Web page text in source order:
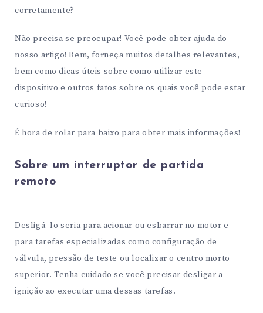
corretamente?
Não precisa se preocupar! Você pode obter ajuda do
nosso artigo! Bem, forneça muitos detalhes relevantes,
bem como dicas úteis sobre como utilizar este
dispositivo e outros fatos sobre os quais você pode estar
curioso!
É hora de rolar para baixo para obter mais informações!
Sobre um interruptor de partida
remoto
Desligá -lo seria para acionar ou esbarrar no motor e
para tarefas especializadas como configuração de
válvula, pressão de teste ou localizar o centro morto
superior. Tenha cuidado se você precisar desligar a
ignição ao executar uma dessas tarefas.